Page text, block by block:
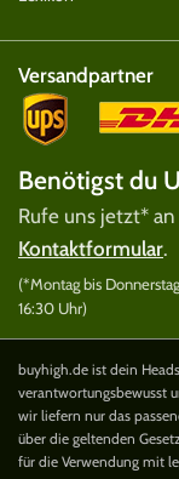
Versandpartner
Benötigst du
Rufe uns jetzt* an
Kontaktformular.
(*Montag bis
16:30 Uhr)
buyhigh.de ist dein
verantwortungsbewusst
wir liefern nur das
über die geltenden
für die Verwendung mit